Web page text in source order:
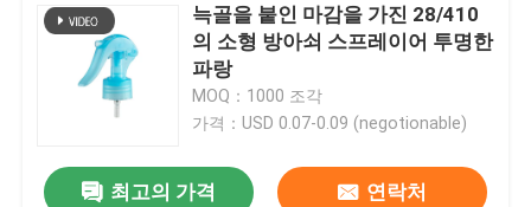
늑골을 붙인 마감을 가진 28/410
의 소형 방아쇠 스프레이어 투명한
파랑
MOQ：1000 조각
가격：USD 0.07-0.09 (negotionable)
최고의 가격 연락처